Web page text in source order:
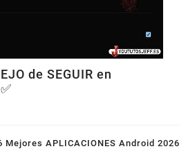
de SEGUIR en
Mejores APLICACIONES Android 2026